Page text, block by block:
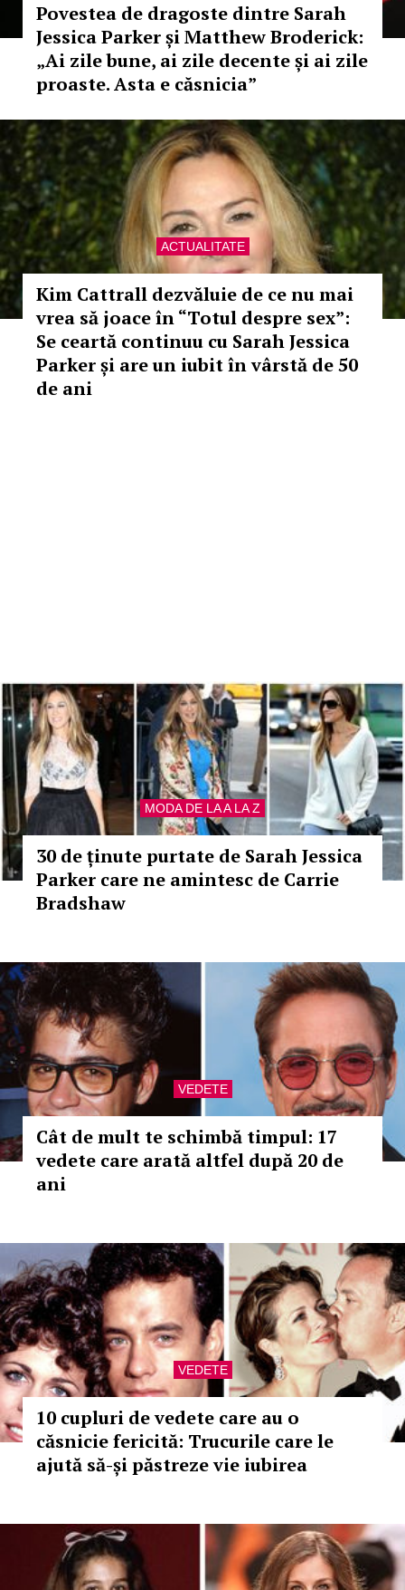
Povestea de dragoste dintre Sarah
Jessica Parker și Matthew Broderick:
„Ai zile bune, ai zile decente și ai zile
proaste. Asta e căsnicia”
ACTUALITATE
Kim Cattrall dezvăluie de ce nu mai
vrea să joace în “Totul despre sex”:
Se ceartă continuu cu Sarah Jessica
Parker și are un iubit în vârstă de 50
de ani
MODA DE LA A LA Z
30 de ținute purtate de Sarah Jessica
Parker care ne amintesc de Carrie
Bradshaw
VEDETE
Cât de mult te schimbă timpul: 17
vedete care arată altfel după 20 de
ani
VEDETE
10 cupluri de vedete care au o
căsnicie fericită: Trucurile care le
ajută să-și păstreze vie iubirea